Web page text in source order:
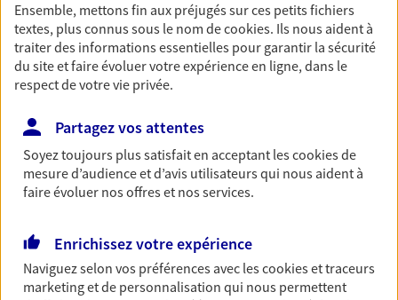
1 résultat correspond à votre
recherche
Passer les
résultats
Aymeric Jouan
France
36 Rue Du General Leclerc, 44390 Nort Sur Erdre
Agence accessible
Ensemble, mettons fin aux préjugés sur ces petits fichiers
textes, plus connus sous le nom decookies. Ils nous aident à
traiter des informations essentielles pour garantir la sécurité
du site et faire évoluer votre expérience en ligne, dans le
respect de votre vie privée.
Partagez vos attentes
Soyez toujours plus satisfait en acceptant lescookiesde
mesure d’audience et d’avis utilisateurs qui nous aident à
faire évoluer nos offres et nos services.
Enrichissez votre expérience
Naviguez selon vos préférences avec lescookies et traceurs
marketing et de personnalisation qui nous permettent